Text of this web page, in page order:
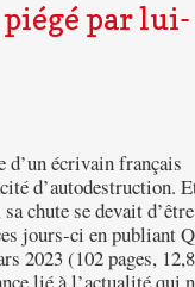
par lui-
d’un écrivain français
d’autodestruction.
chute se devait
jours-ci en publiant
2023 (102 pages,